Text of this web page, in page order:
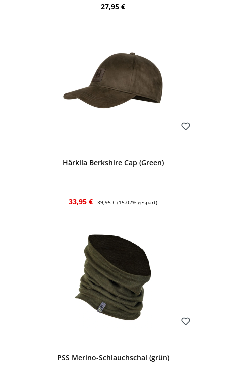
Regulärer Preis:
27,95 €
Härkila Berkshire Cap (Green)
Verkaufspreis:
33,95 € Regulärer Preis:
39,95 € (15.02% gespart)
PSS Merino-Schlauchschal (grün)